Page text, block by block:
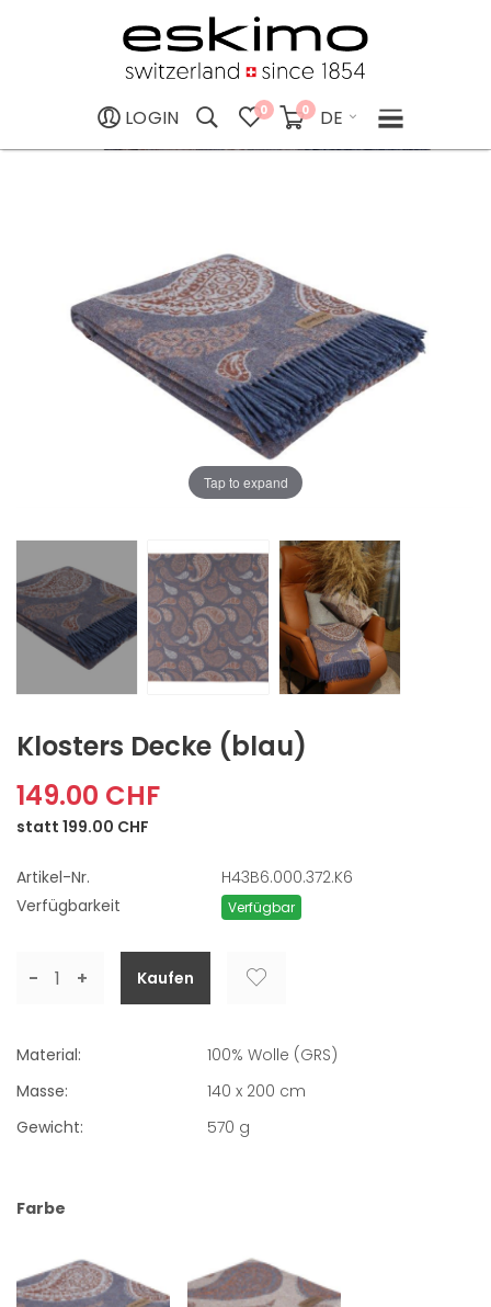
LOGIN 0 0 DE
Tap to expand
Klosters Decke (blau)
149.00 CHF
statt 199.00 CHF
Artikel-Nr.
H43B6.000.372.K6
Verfügbarkeit
Verfügbar
- +
Material:
100% Wolle (GRS)
Masse:
140 x 200 cm
Gewicht:
570 g
Farbe